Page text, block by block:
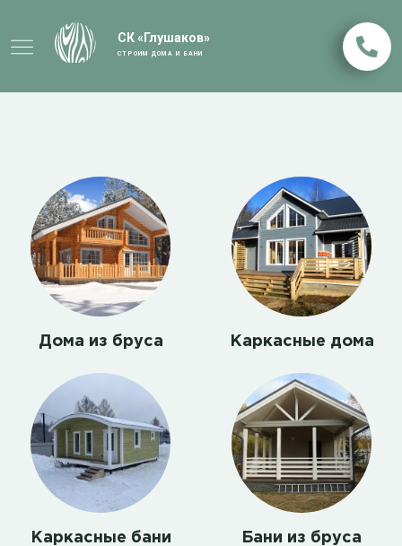
СК «Глушаков»
СТРОИМ ДОМА И БАНИ
Дома из бруса Каркасные дома
Каркасные бани Бани из бруса